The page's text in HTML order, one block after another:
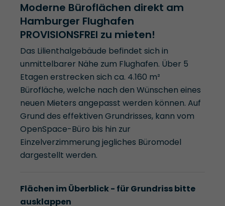
Moderne Büroflächen direkt am
Hamburger Flughafen
PROVISIONSFREI zu mieten!
Das Lilienthalgebäude befindet sich in
unmittelbarer Nähe zum Flughafen. Über 5
Etagen erstrecken sich ca. 4.160 m²
Bürofläche, welche nach den Wünschen eines
neuen Mieters angepasst werden können. Auf
Grund des effektiven Grundrisses, kann vom
OpenSpace-Büro bis hin zur
Einzelverzimmerung jegliches Büromodel
dargestellt werden.
Flächen im Überblick - für Grundriss bitte
ausklappen